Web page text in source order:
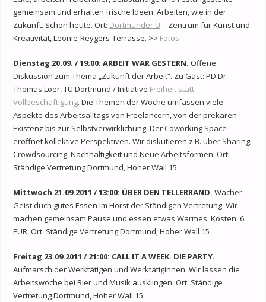
gemeinsam und erhalten frische Ideen. Arbeiten, wie in der
Zukunft. Schon heute. Ort: Dortmunder U – Zentrum für Kunst und
Kreativität, Leonie-Reygers-Terrasse. >> Fotos
Dienstag 20.09. / 19:00: ARBEIT WAR GESTERN.Offene
Diskussion zum Thema „Zukunft der Arbeit“. Zu Gast: PD Dr.
Thomas Loer, TU Dortmund / Initiative Freiheit statt
Vollbeschäftigung. Die Themen der Woche umfassen viele
Aspekte des Arbeitsalltags von Freelancern, von der prekären
Existenz bis zur Selbstverwirklichung. Der Coworking Space
eröffnet kollektive Perspektiven. Wir diskutieren z.B. über Sharing,
Crowdsourcing, Nachhaltigkeit und Neue Arbeitsformen. Ort:
Ständige Vertretung Dortmund, Hoher Wall 15
Mittwoch 21.09.2011 / 13:00: ÜBER DEN TELLERRAND.Wacher
Geist duch gutes Essen im Horst der Ständigen Vertretung. Wir
machen gemeinsam Pause und essen etwas Warmes. Kosten: 6
EUR. Ort: Ständige Vertretung Dortmund, Hoher Wall 15
Freitag 23.09.2011 / 21:00: CALL IT A WEEK. DIE PARTY.
Aufmarsch der Werktätigen und Werktätiginnen. Wir lassen die
Arbeitswoche bei Bier und Musik ausklingen. Ort: Ständige
Vertretung Dortmund, Hoher Wall 15